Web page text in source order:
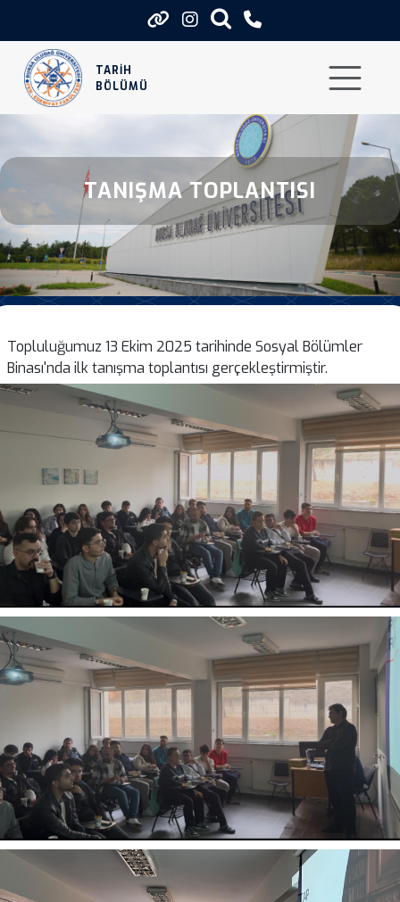
TARİH
BÖLÜMÜ
Tanisma Toplantisi
TANIŞMA TOPLANTISI
Topluluğumuz 13 Ekim 2025 tarihinde Sosyal Bölümler
Binası'nda ilk tanışma toplantısı gerçekleştirmiştir.